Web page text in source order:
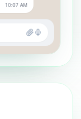
10:07 AM